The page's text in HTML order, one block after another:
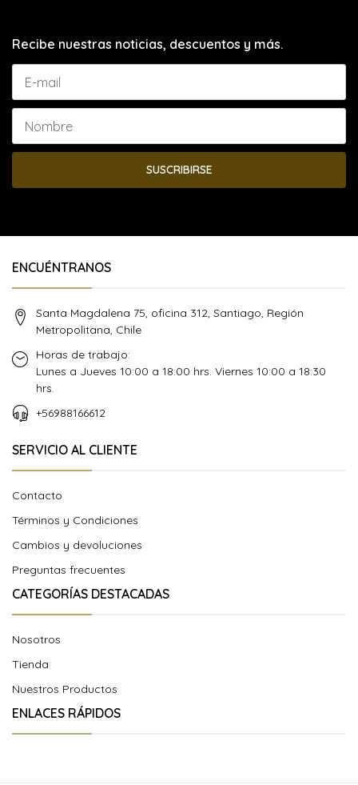
Recibe nuestras noticias, descuentos y más.
SUSCRIBIRSE
ENCUÉNTRANOS
Santa Magdalena 75, oficina 312, Santiago, Región
Metropolitana, Chile
Horas de trabajo:
Lunes a Jueves 10:00 a 18:00 hrs. Viernes 10:00 a 18:30
hrs.
+56988166612
SERVICIO AL CLIENTE
Contacto
Términos y Condiciones
Cambios y devoluciones
Preguntas frecuentes
CATEGORÍAS DESTACADAS
Nosotros
Tienda
Nuestros Productos
ENLACES RÁPIDOS